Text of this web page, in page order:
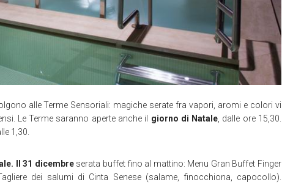
alle Terme Sensoriali: magiche serate fra vapori, aromi e colori vi
Le Terme saranno aperte anche il giorno di Natale, dalle ore 15,30.
1,30.
Il 31 dicembreserata buffet fino al mattino: Menu Gran Buffet Finger
dei salumi di Cinta Senese (salame, finocchiona, capocollo).